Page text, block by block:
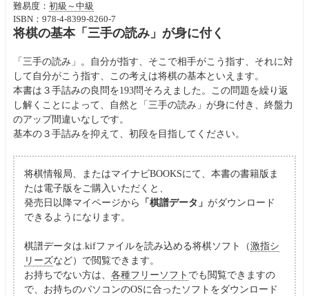
難易度： 初級～中級
ISBN：978-4-8399-8260-7
将棋の基本「三手の読み」が身に付く
「三手の読み」。自分が指す、そこで相手がこう指す、それに対
して自分がこう指す、この考えは将棋の基本といえます。
本書は３手詰みの良問を193問そろえました。この問題を繰り返
し解くことによって、自然と「三手の読み」が身に付き、終盤力
のアップ間違いなしです。
基本の３手詰みを抑えて、初段を目指してください。
将棋情報局、またはマイナビBOOKSにて、本書の書籍版ま
たは電子版をご購入いただくと、
発売日以降マイページから
「棋譜データ」がダウンロード
できるようになります。
棋譜データは.kifファイルを読み込める将棋ソフト（激指シ
リーズなど）で閲覧できます。
お持ちでない方は、各種フリーソフト でも閲覧できますの
で、お持ちのパソコンのOSに合ったソフトをダウンロード